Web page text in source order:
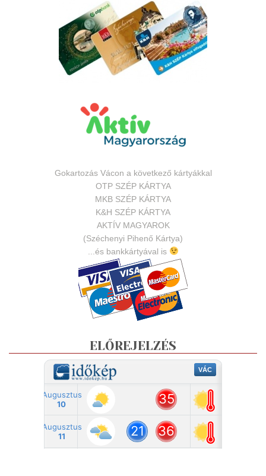
Gokartozás Vácon a következő kártyákkal
OTP SZÉP KÁRTYA
MKB SZÉP KÁRTYA
K&H SZÉP KÁRTYA
AKTÍV MAGYAROK
(Széchenyi Pihenő Kártya)
...és bankkártyával is
ELŐREJELZÉS